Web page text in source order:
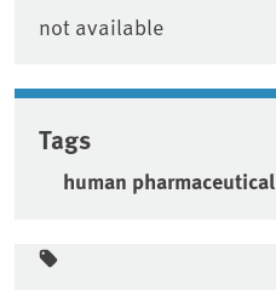
not available
Tags
human pharmaceutical
Sidebar